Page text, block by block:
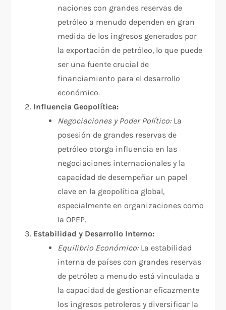
naciones con grandes reservas de
petróleo a menudo dependen en gran
medida de los ingresos generados por
la exportación de petróleo, lo que puede
ser una fuente crucial de
financiamiento para el desarrollo
económico.
Influencia Geopolítica:
Negociaciones y Poder Político:La
posesión de grandes reservas de
petróleo otorga influencia en las
negociaciones internacionales y la
capacidad de desempeñar un papel
clave en la geopolítica global,
especialmente en organizaciones como
la OPEP.
Estabilidad y Desarrollo Interno:
Equilibrio Económico:La estabilidad
interna de países con grandes reservas
de petróleo a menudo está vinculada a
la capacidad de gestionar eficazmente
los ingresos petroleros y diversificar la